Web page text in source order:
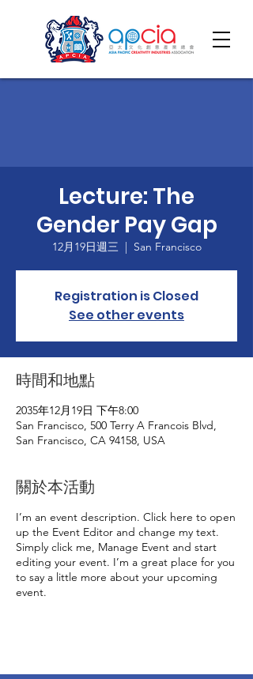
Lecture: The
Gender Pay Gap
12月19日週三
  |
San Francisco
Registration is Closed
See other events
時間和地點
2035年12月19日 下午8:00
San Francisco, 500 Terry A Francois Blvd,
San Francisco, CA 94158, USA
關於本活動
I’m an event description. Click here to open
up the Event Editor and change my text.
Simply click me, Manage Event and start
editing your event. I’m a great place for you
to say a little more about your upcoming
event.